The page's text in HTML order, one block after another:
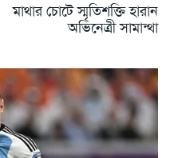
মাথার চোটে স্মৃতিশক্তি হারান
অভিনেত্রী সামান্থা